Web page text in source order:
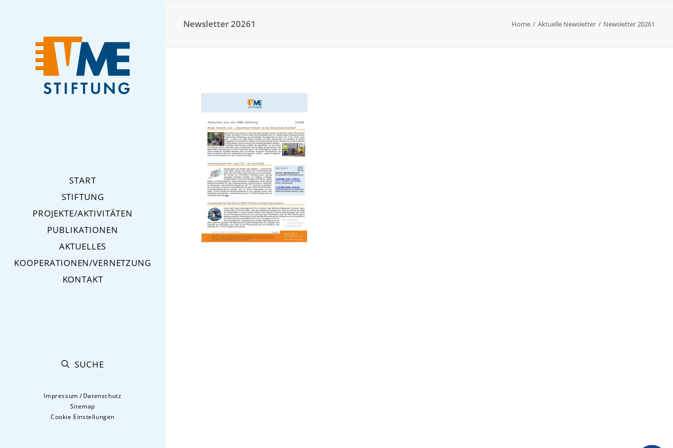
START
STIFTUNG
PROJEKTE/AKTIVITÄTEN
PUBLIKATIONEN
AKTUELLES
KOOPERATIONEN/VERNETZUNG
KONTAKT
SUCHE
Impressum /Datenschutz
Sitemap
Cookie Einstellungen
Newsletter 20261 Home Aktuelle Newsletter Newsletter 20261